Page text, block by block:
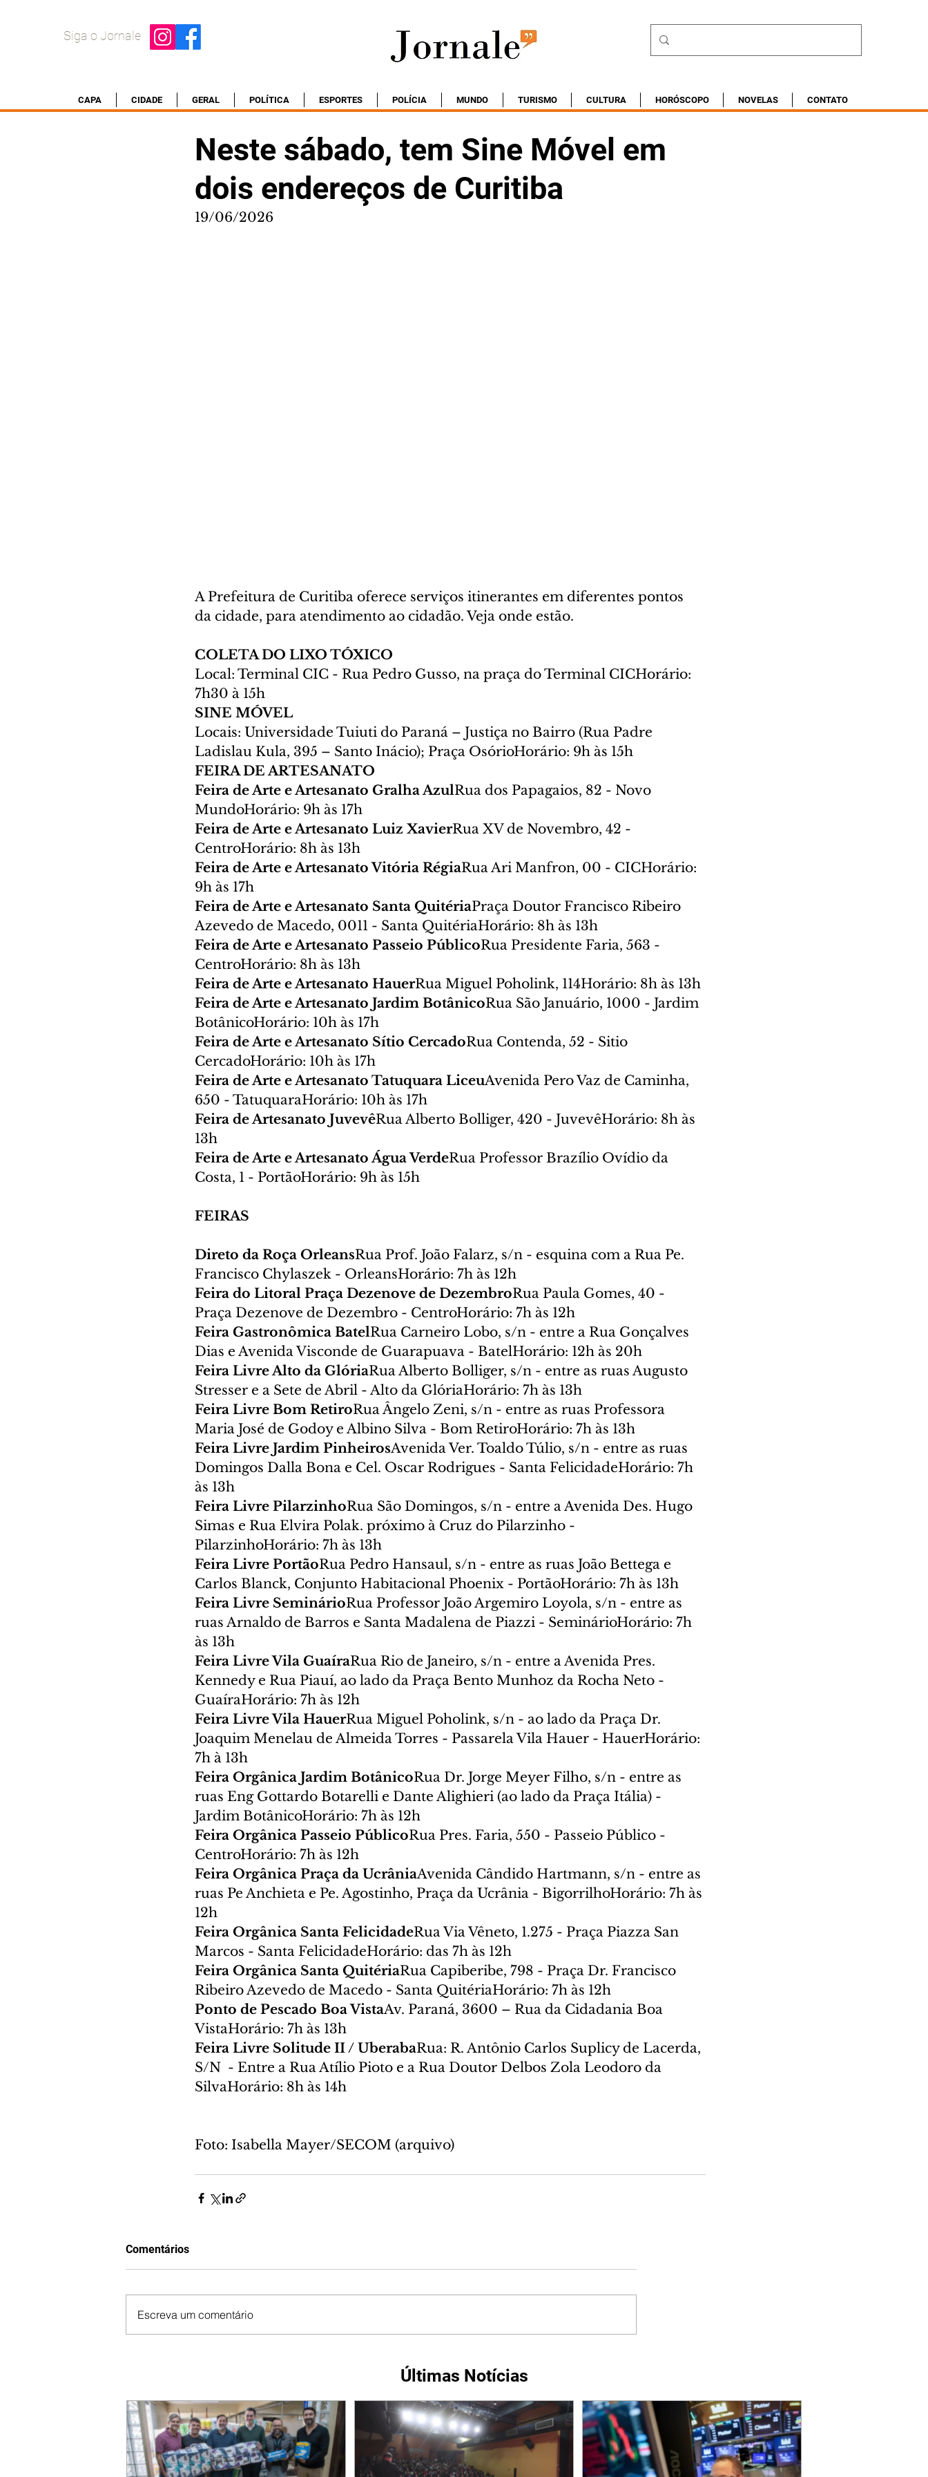
Siga o Jornale
CAPA CIDADE GERAL POLÍTICA ESPORTES POLÍCIA MUNDO TURISMO CULTURA HORÓSCOPO NOVELAS CONTATO
Neste sábado, tem Sine Móvel em
dois endereços de Curitiba
19/06/2026
A Prefeitura de Curitiba oferece serviços itinerantes em diferentes pontos
da cidade, para atendimento ao cidadão. Veja onde estão.
COLETA DO LIXO TÓXICO
Local: Terminal CIC - Rua Pedro Gusso, na praça do Terminal CICHorário:
7h30 à 15h
SINE MÓVEL
Locais: Universidade Tuiuti do Paraná – Justiça no Bairro (Rua Padre
Ladislau Kula, 395 – Santo Inácio); Praça OsórioHorário: 9h às 15h
FEIRA DE ARTESANATO
Feira de Arte e Artesanato Gralha AzulRua dos Papagaios, 82 - Novo
MundoHorário: 9h às 17h
Feira de Arte e Artesanato Luiz XavierRua XV de Novembro, 42 -
CentroHorário: 8h às 13h
Feira de Arte e Artesanato Vitória RégiaRua Ari Manfron, 00 - CICHorário:
9h às 17h
Feira de Arte e Artesanato Santa QuitériaPraça Doutor Francisco Ribeiro
Azevedo de Macedo, 0011 - Santa QuitériaHorário: 8h às 13h
Feira de Arte e Artesanato Passeio PúblicoRua Presidente Faria, 563 -
CentroHorário: 8h às 13h
Feira de Arte e Artesanato HauerRua Miguel Poholink, 114Horário: 8h às 13h
Feira de Arte e Artesanato Jardim BotânicoRua São Januário, 1000 - Jardim
BotânicoHorário: 10h às 17h
Feira de Arte e Artesanato Sítio CercadoRua Contenda, 52 - Sitio
CercadoHorário: 10h às 17h
Feira de Arte e Artesanato Tatuquara LiceuAvenida Pero Vaz de Caminha,
650 - TatuquaraHorário: 10h às 17h
Feira de Artesanato JuvevêRua Alberto Bolliger, 420 - JuvevêHorário: 8h às
13h
Feira de Arte e Artesanato Água VerdeRua Professor Brazílio Ovídio da
Costa, 1 - PortãoHorário: 9h às 15h
FEIRAS
Direto da Roça OrleansRua Prof. João Falarz, s/n - esquina com a Rua Pe.
Francisco Chylaszek - OrleansHorário: 7h às 12h
Feira do Litoral Praça Dezenove de DezembroRua Paula Gomes, 40 -
Praça Dezenove de Dezembro - CentroHorário: 7h às 12h
Feira Gastronômica BatelRua Carneiro Lobo, s/n - entre a Rua Gonçalves
Dias e Avenida Visconde de Guarapuava - BatelHorário: 12h às 20h
Feira Livre Alto da GlóriaRua Alberto Bolliger, s/n - entre as ruas Augusto
Stresser e a Sete de Abril - Alto da GlóriaHorário: 7h às 13h
Feira Livre Bom RetiroRua Ângelo Zeni, s/n - entre as ruas Professora
Maria José de Godoy e Albino Silva - Bom RetiroHorário: 7h às 13h
Feira Livre Jardim PinheirosAvenida Ver. Toaldo Túlio, s/n - entre as ruas
Domingos Dalla Bona e Cel. Oscar Rodrigues - Santa FelicidadeHorário: 7h
às 13h
Feira Livre PilarzinhoRua São Domingos, s/n - entre a Avenida Des. Hugo
Simas e Rua Elvira Polak. próximo à Cruz do Pilarzinho -
PilarzinhoHorário: 7h às 13h
Feira Livre PortãoRua Pedro Hansaul, s/n - entre as ruas João Bettega e
Carlos Blanck, Conjunto Habitacional Phoenix - PortãoHorário: 7h às 13h
Feira Livre SeminárioRua Professor João Argemiro Loyola, s/n - entre as
ruas Arnaldo de Barros e Santa Madalena de Piazzi - SeminárioHorário: 7h
às 13h
Feira Livre Vila GuaíraRua Rio de Janeiro, s/n - entre a Avenida Pres.
Kennedy e Rua Piauí, ao lado da Praça Bento Munhoz da Rocha Neto -
GuaíraHorário: 7h às 12h
Feira Livre Vila HauerRua Miguel Poholink, s/n - ao lado da Praça Dr.
Joaquim Menelau de Almeida Torres - Passarela Vila Hauer - HauerHorário:
7h à 13h
Feira Orgânica Jardim BotânicoRua Dr. Jorge Meyer Filho, s/n - entre as
ruas Eng Gottardo Botarelli e Dante Alighieri (ao lado da Praça Itália) -
Jardim BotânicoHorário: 7h às 12h
Feira Orgânica Passeio PúblicoRua Pres. Faria, 550 - Passeio Público -
CentroHorário: 7h às 12h
Feira Orgânica Praça da UcrâniaAvenida Cândido Hartmann, s/n - entre as
ruas Pe Anchieta e Pe. Agostinho, Praça da Ucrânia - BigorrilhoHorário: 7h às
12h
Feira Orgânica Santa FelicidadeRua Via Vêneto, 1.275 - Praça Piazza San
Marcos - Santa FelicidadeHorário: das 7h às 12h
Feira Orgânica Santa QuitériaRua Capiberibe, 798 - Praça Dr. Francisco
Ribeiro Azevedo de Macedo - Santa QuitériaHorário: 7h às 12h
Ponto de Pescado Boa VistaAv. Paraná, 3600 – Rua da Cidadania Boa
VistaHorário: 7h às 13h
Feira Livre Solitude II / UberabaRua: R. Antônio Carlos Suplicy de Lacerda,
S/N  - Entre a Rua Atílio Pioto e a Rua Doutor Delbos Zola Leodoro da
SilvaHorário: 8h às 14h
Foto: Isabella Mayer/SECOM (arquivo)
Comentários
Escreva um comentário
Últimas Notícias